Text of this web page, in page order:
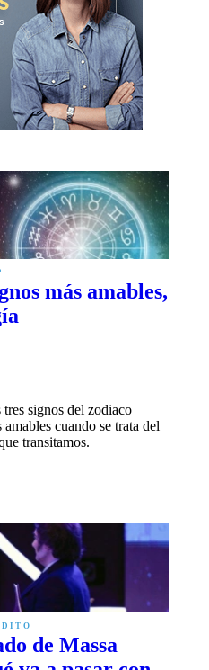
más amables,
signos del zodiaco
cuando se trata del
transitamos.
de Massa